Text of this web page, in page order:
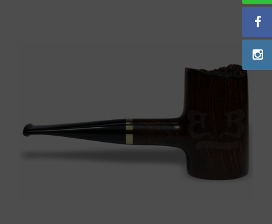
Limpadores para Cachimbo
Bolsas para Cachimbo